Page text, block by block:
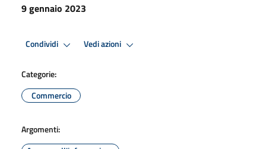
9 gennaio 2023
Condividi Vedi azioni
Categorie:
Commercio
Argomenti: